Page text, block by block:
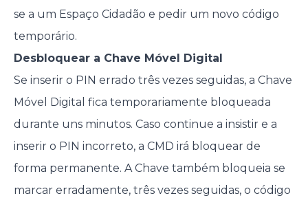
se a um Espaço Cidadão e pedir um novo código
temporário.
Desbloquear a Chave Móvel Digital
Se inserir o PIN errado três vezes seguidas, a Chave
Móvel Digital fica temporariamente bloqueada
durante uns minutos. Caso continue a insistir e a
inserir o PIN incorreto, a CMD irá bloquear de
forma permanente. A Chave também bloqueia se
marcar erradamente, três vezes seguidas, o código